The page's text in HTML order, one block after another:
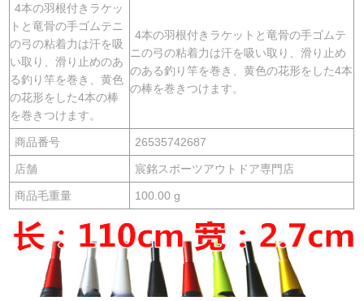
4本の羽根付きラケッ
トと竜骨の手ゴムテニ
の弓の粘着力は汗を吸
い取り、滑り止めのあ
る釣り竿を巻き、黄色
の花形をした4本の棒
を巻きつけます。
4本の羽根付きラケットと竜骨の手ゴムテ
ニの弓の粘着力は汗を吸い取り、滑り止め
のある釣り竿を巻き、黄色の花形をした4本
の棒を巻きつけます。
商品番号 26535742687
店舗 宸銘スポーツアウトドア専門店
商品毛重量 100.00 g